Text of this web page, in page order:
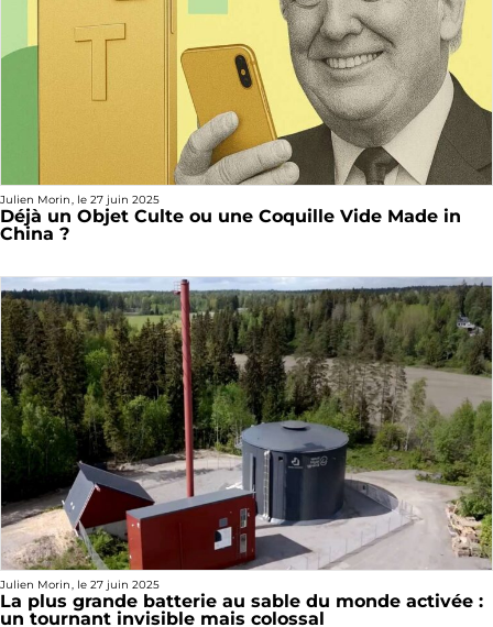
Julien Morin, le 27 juin 2025
Déjà un Objet Culte ou une Coquille Vide Made in
China ?
Julien Morin, le 27 juin 2025
La plus grande batterie au sable du monde activée :
un tournant invisible mais colossal